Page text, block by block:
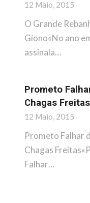
12 Maio, 2015
O Grande
Giono«No ano
assinala…
Prometo
Chagas Freitas
12 Maio, 2015
Prometo Falhar
Chagas
Falhar…